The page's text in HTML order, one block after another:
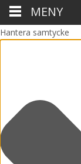
Hantera samtycke
MENY